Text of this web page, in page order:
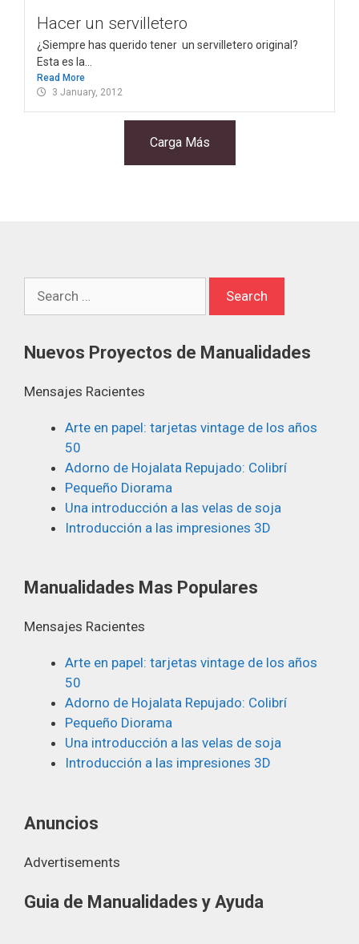
Hacer un servilletero
¿Siempre has querido tener un servilletero original?
Esta es la...
Read More
3 January, 2012
Carga Más
Nuevos Proyectos de Manualidades
Mensajes Racientes
Arte en papel: tarjetas vintage de los años
50
Adorno de Hojalata Repujado: Colibrí
Pequeño Diorama
Una introducción a las velas de soja
Introducción a las impresiones 3D
Manualidades Mas Populares
Mensajes Racientes
Arte en papel: tarjetas vintage de los años
50
Adorno de Hojalata Repujado: Colibrí
Pequeño Diorama
Una introducción a las velas de soja
Introducción a las impresiones 3D
Anuncios
Advertisements
Guia de Manualidades y Ayuda